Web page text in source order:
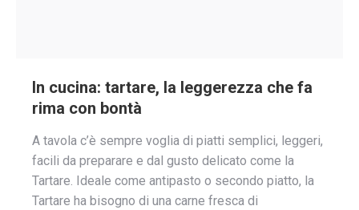
In cucina: tartare, la leggerezza che fa
rima con bontà
A tavola c’è sempre voglia di piatti semplici, leggeri,
facili da preparare e dal gusto delicato come la
Tartare. Ideale come antipasto o secondo piatto, la
Tartare ha bisogno di una carne fresca di